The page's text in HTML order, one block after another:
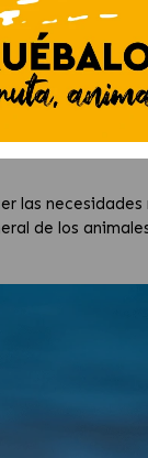
y
Los
sistema
y
La grasa realza
tejidos, ayuda
las
de los